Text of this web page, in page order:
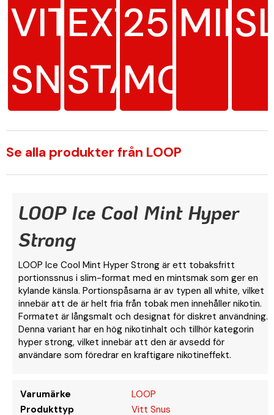
VITT
SNUS
EXTRA
STARK
25
MG/G
MINT
Se alla produkter från LOOP
LOOP Ice Cool Mint Hyper
Strong
LOOP Ice Cool Mint Hyper Strong är ett tobaksfritt
portionssnus i slim-format med en mintsmak som ger en
kylande känsla. Portionspåsarna är av typen all white, vilket
innebär att de är helt fria från tobak men innehåller nikotin.
Formatet är långsmalt och designat för diskret användning.
Denna variant har en hög nikotinhalt och tillhör kategorin
hyper strong, vilket innebär att den är avsedd för
användare som föredrar en kraftigare nikotineffekt.
Varumärke
LOOP
Produkttyp
Vitt Snus